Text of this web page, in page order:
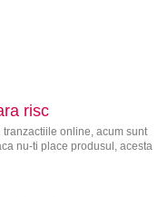
risc
online, acum sunt
nu-ti place produsul, acesta